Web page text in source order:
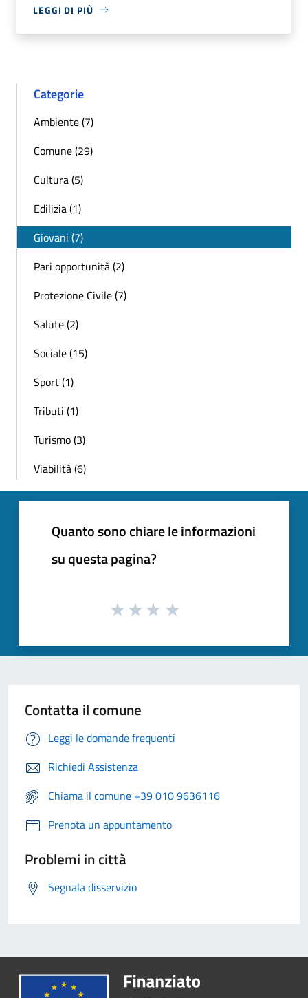
LEGGI DI PIÙ
Categorie
Ambiente (7)
Comune (29)
Cultura (5)
Edilizia (1)
Giovani (7)
Pari opportunità (2)
Protezione Civile (7)
Salute (2)
Sociale (15)
Sport (1)
Tributi (1)
Turismo (3)
Viabilità (6)
Quanto sono chiare le informazioni
su questa pagina?
Contatta il comune
Leggi le domande frequenti
Richiedi Assistenza
Chiama il comune +39 010 9636116
Prenota un appuntamento
Problemi in città
Segnala disservizio